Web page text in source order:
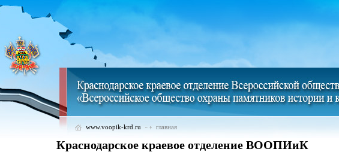
www.voopik-krd.ru главная
Краснодарское краевое отделение ВООПИиК